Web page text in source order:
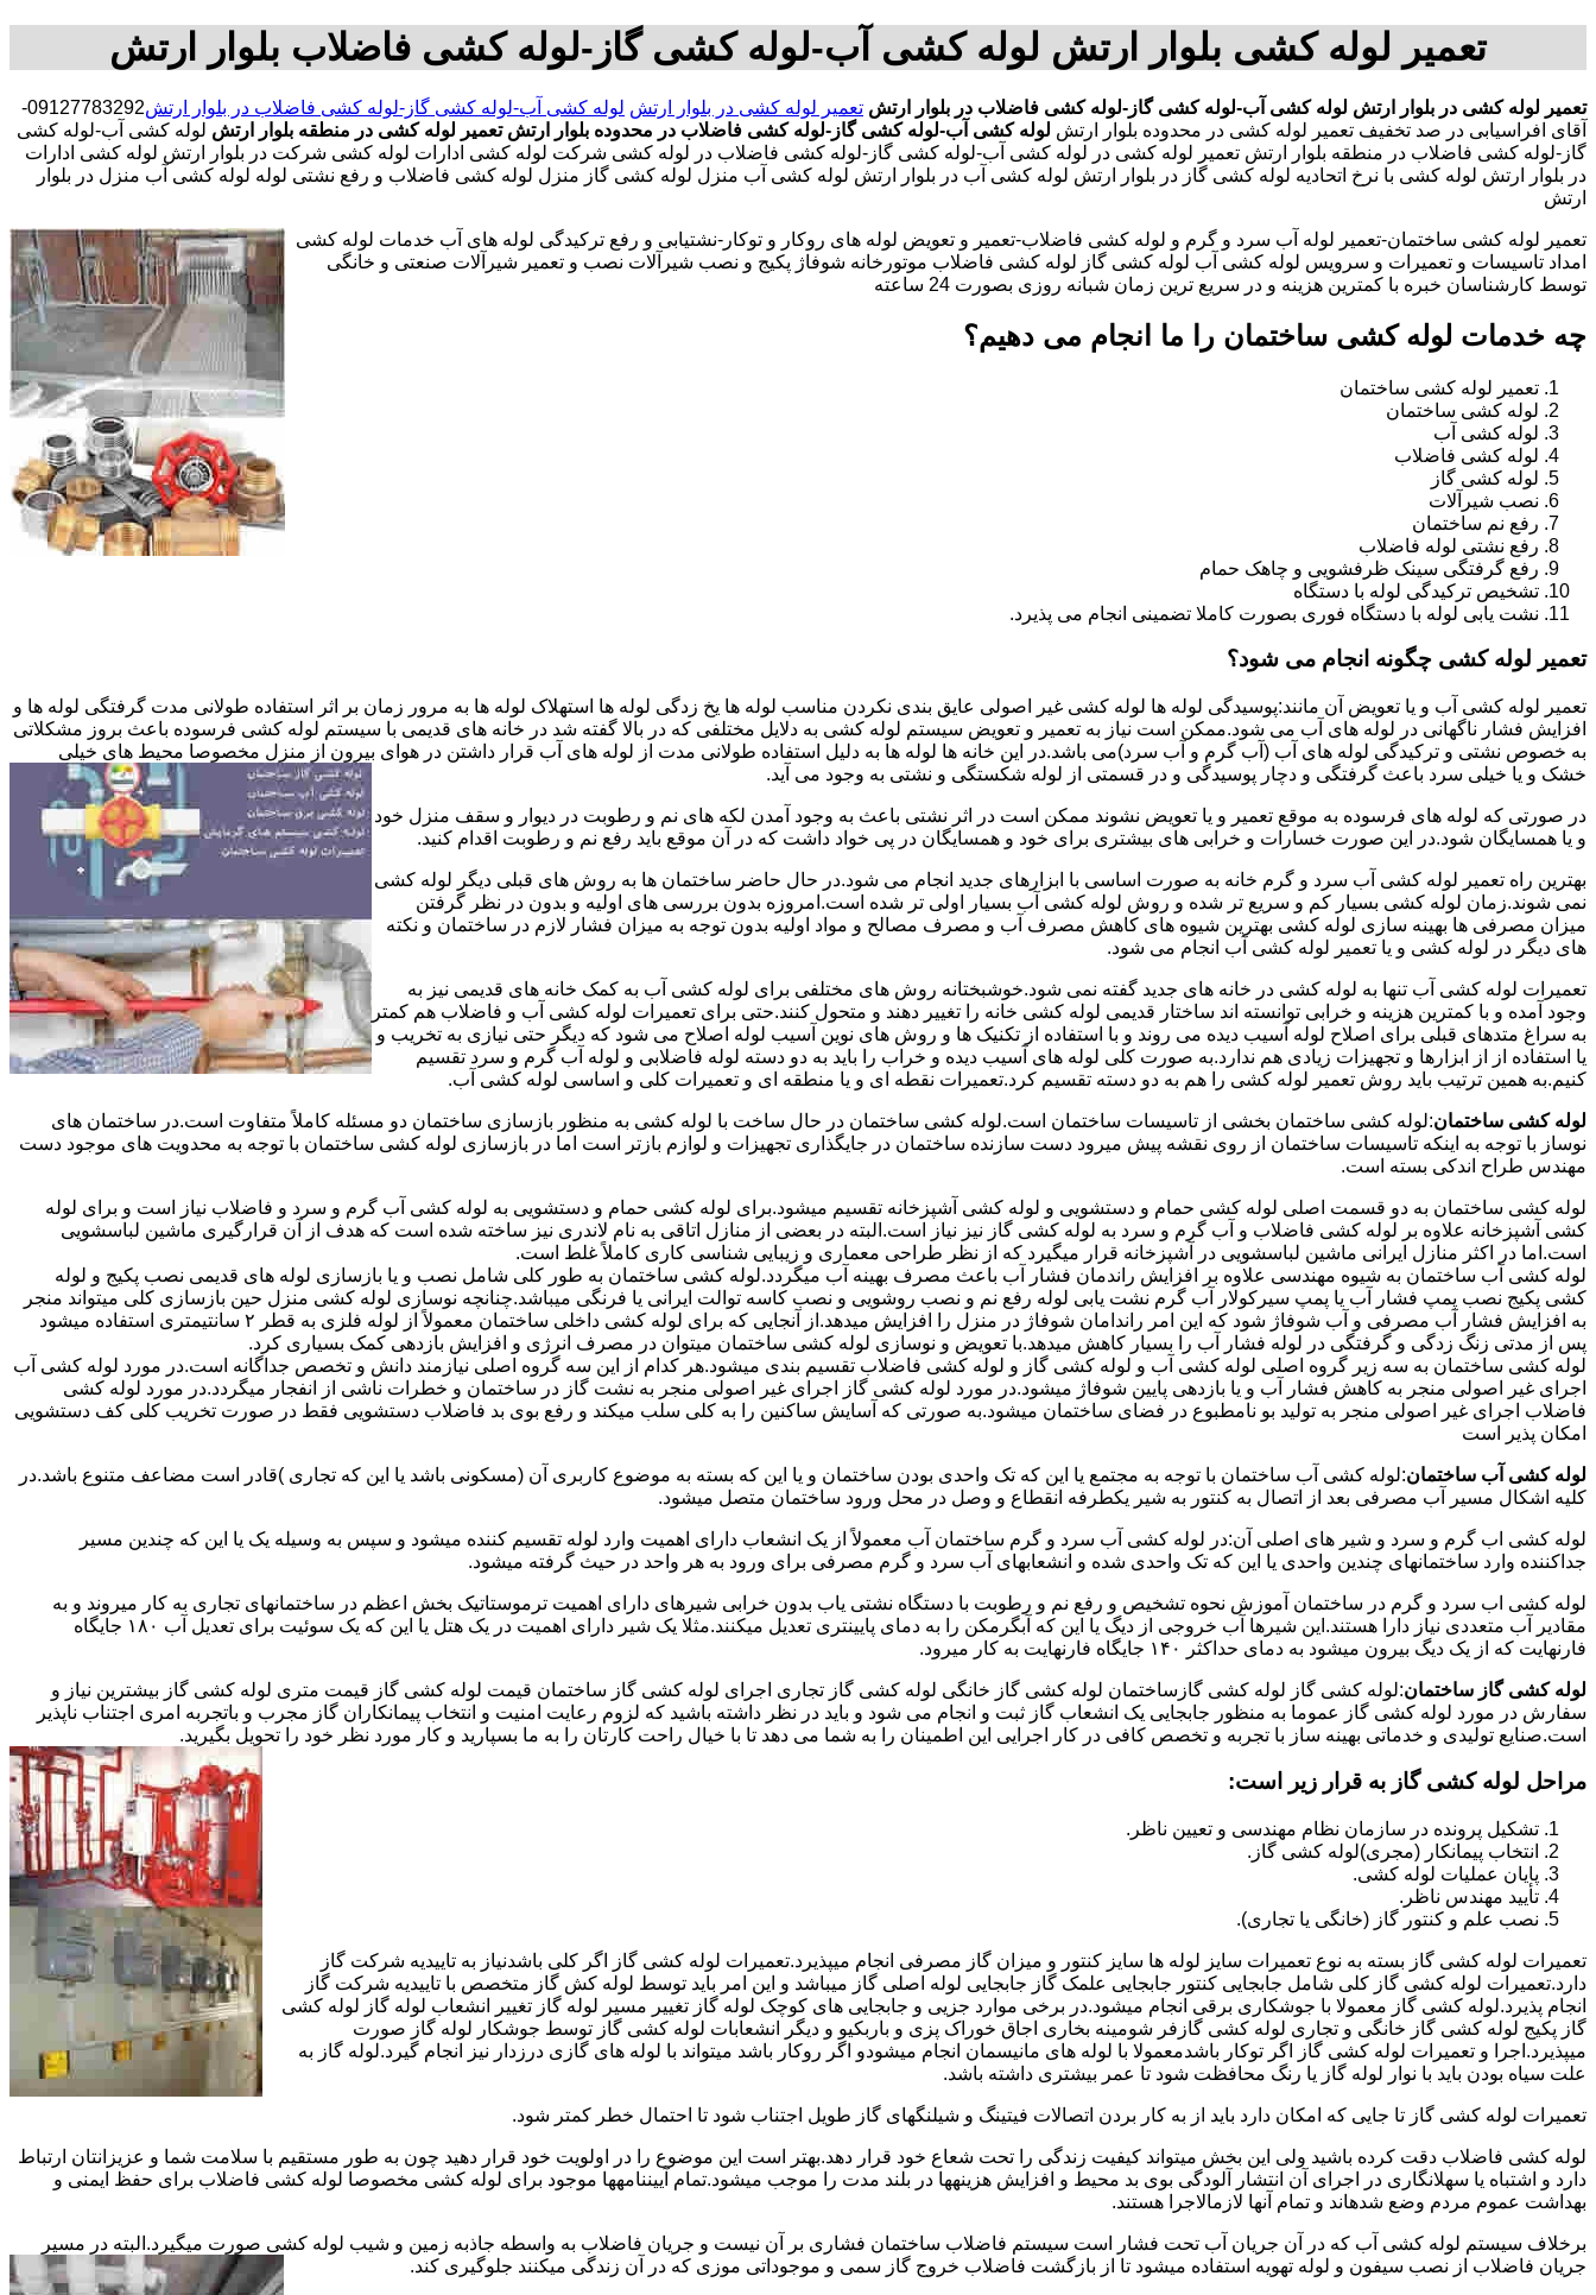
تعمیر لوله کشی بلوار ارتش لوله کشی آب-لوله کشی گاز-لوله کشی فاضلاب بلوار ارتش
تعمیر لوله کشی در بلوار ارتش لوله کشی آب-لوله کشی گاز-لوله کشی فاضلاب در بلوار ارتش تعمیر لوله کشی در بلوار ارتش لوله کشی آب-لوله کشی گاز-لوله کشی فاضلاب در بلوار ارتش
09127783292-
آقای افراسیابی در صد تخفیف تعمیر لوله کشی در محدوده بلوار ارتش لوله کشی آب-لوله کشی گاز-لوله کشی فاضلاب در محدوده بلوار ارتش تعمیر لوله کشی در منطقه بلوار ارتش لوله کشی آب-لوله کشی
گاز-لوله کشی فاضلاب در منطقه بلوار ارتش تعمیر لوله کشی در لوله کشی آب-لوله کشی گاز-لوله کشی فاضلاب در لوله کشی شرکت لوله کشی ادارات لوله کشی شرکت در بلوار ارتش لوله کشی ادارات
در بلوار ارتش لوله کشی با نرخ اتحادیه لوله کشی گاز در بلوار ارتش لوله کشی آب در بلوار ارتش لوله کشی آب منزل لوله کشی گاز منزل لوله کشی فاضلاب و رفع نشتی لوله لوله کشی آب منزل در بلوار
ارتش
تعمیر لوله کشی ساختمان-تعمیر لوله آب سرد و گرم و لوله کشی فاضلاب-تعمیر و تعویض لوله های روکار و توکار-نشتیابی و رفع ترکیدگی لوله های آب خدمات لوله کشی
امداد تاسیسات و تعمیرات و سرویس لوله کشی آب لوله کشی گاز لوله کشی فاضلاب موتورخانه شوفاژ پکیج و نصب شیرآلات نصب و تعمیر شیرآلات صنعتی و خانگی
توسط کارشناسان خبره با کمترین هزینه و در سریع ترین زمان شبانه روزی بصورت 24 ساعته
چه خدمات لوله کشی ساختمان را ما انجام می دهیم؟
تعمیر لوله کشی ساختمان
لوله کشی ساختمان
لوله کشی آب
لوله کشی فاضلاب
لوله کشی گاز
نصب شیرآلات
رفع نم ساختمان
رفع نشتی لوله فاضلاب
رفع گرفتگی سینک ظرفشویی و چاهک حمام
تشخیص ترکیدگی لوله با دستگاه
نشت یابی لوله با دستگاه فوری بصورت کاملا تضمینی انجام می پذیرد.
تعمیر لوله کشی چگونه انجام می شود؟
تعمیر لوله کشی آب و یا تعویض آن مانند:پوسیدگی لوله ها لوله کشی غیر اصولی عایق بندی نکردن مناسب لوله ها یخ زدگی لوله ها استهلاک لوله ها به مرور زمان بر اثر استفاده طولانی مدت گرفتگی لوله ها و
افزایش فشار ناگهانی در لوله های آب می شود.ممکن است نیاز به تعمیر و تعویض سیستم لوله کشی به دلایل مختلفی که در بالا گفته شد در خانه های قدیمی با سیستم لوله کشی فرسوده باعث بروز مشکلاتی
به خصوص نشتی و ترکیدگی لوله های آب (آب گرم و آب سرد)می باشد.در این خانه ها لوله ها به دلیل استفاده طولانی مدت از لوله های آب قرار داشتن در هوای بیرون از منزل مخصوصا محیط های خیلی
خشک و یا خیلی سرد باعث گرفتگی و دچار پوسیدگی و در قسمتی از لوله شکستگی و نشتی به وجود می آید.
در صورتی که لوله های فرسوده به موقع تعمیر و یا تعویض نشوند ممکن است در اثر نشتی باعث به وجود آمدن لکه های نم و رطوبت در دیوار و سقف منزل خود
و یا همسایگان شود.در این صورت خسارات و خرابی های بیشتری برای خود و همسایگان در پی خواد داشت که در آن موقع باید رفع نم و رطوبت اقدام کنید.
بهترین راه تعمیر لوله کشی آب سرد و گرم خانه به صورت اساسی با ابزارهای جدید انجام می شود.در حال حاضر ساختمان ها به روش های قبلی دیگر لوله کشی
نمی شوند.زمان لوله کشی بسیار کم و سریع تر شده و روش لوله کشی آب بسیار اولی تر شده است.امروزه بدون بررسی های اولیه و بدون در نظر گرفتن
میزان مصرفی ها بهینه سازی لوله کشی بهترین شیوه های کاهش مصرف آب و مصرف مصالح و مواد اولیه بدون توجه به میزان فشار لازم در ساختمان و نکته
های دیگر در لوله کشی و یا تعمیر لوله کشی آب انجام می شود.
تعمیرات لوله کشی آب تنها به لوله کشی در خانه های جدید گفته نمی شود.خوشبختانه روش های مختلفی برای لوله کشی آب به کمک خانه های قدیمی نیز به
وجود آمده و با کمترین هزینه و خرابی توانسته اند ساختار قدیمی لوله کشی خانه را تغییر دهند و متحول کنند.حتی برای تعمیرات لوله کشی آب و فاضلاب هم کمتر
به سراغ متدهای قبلی برای اصلاح لوله آسیب دیده می روند و با استفاده از تکنیک ها و روش های نوین آسیب لوله اصلاح می شود که دیگر حتی نیازی به تخریب و
یا استفاده از از ابزارها و تجهیزات زیادی هم ندارد.به صورت کلی لوله های آسیب دیده و خراب را باید به دو دسته لوله فاضلابی و لوله آب گرم و سرد تقسیم
کنیم.به همین ترتیب باید روش تعمیر لوله کشی را هم به دو دسته تقسیم کرد.تعمیرات نقطه ای و یا منطقه ای و تعمیرات کلی و اساسی لوله کشی آب.
لوله کشی ساختمان:لوله کشی ساختمان بخشی از تاسیسات ساختمان است.لوله کشی ساختمان در حال ساخت با لوله کشی به منظور بازسازی ساختمان دو مسئله کاملاً متفاوت است.در ساختمان های
نوساز با توجه به اینکه تاسیسات ساختمان از روی نقشه پیش میرود دست سازنده ساختمان در جایگذاری تجهیزات و لوازم بازتر است اما در بازسازی لوله کشی ساختمان با توجه به محدویت های موجود دست
مهندس طراح اندکی بسته است.
لوله کشی ساختمان به دو قسمت اصلی لوله کشی حمام و دستشویی و لوله کشی آشپزخانه تقسیم میشود.برای لوله کشی حمام و دستشویی به لوله کشی آب گرم و سرد و فاضلاب نیاز است و برای لوله
کشی آشپزخانه علاوه بر لوله کشی فاضلاب و آب گرم و سرد به لوله کشی گاز نیز نیاز است.البته در بعضی از منازل اتاقی به نام لاندری نیز ساخته شده است که هدف از آن قرارگیری ماشین لباسشویی
است.اما در اکثر منازل ایرانی ماشین لباسشویی در آشپزخانه قرار میگیرد که از نظر طراحی معماری و زیبایی شناسی کاری کاملاً غلط است.
لوله کشی آب ساختمان به شیوه مهندسی علاوه بر افزایش راندمان فشار آب باعث مصرف بهینه آب میگردد.لوله کشی ساختمان به طور کلی شامل نصب و یا بازسازی لوله های قدیمی نصب پکیج و لوله
کشی پکیج نصب پمپ فشار آب یا پمپ سیرکولار آب گرم نشت یابی لوله رفع نم و نصب روشویی و نصب کاسه توالت ایرانی یا فرنگی میباشد.چنانچه نوسازی لوله کشی منزل حین بازسازی کلی میتواند منجر
به افزایش فشار آب مصرفی و آب شوفاژ شود که این امر راندامان شوفاژ در منزل را افزایش میدهد.از آنجایی که برای لوله کشی داخلی ساختمان معمولاً از لوله فلزی به قطر ۲ سانتیمتری استفاده میشود
پس از مدتی زنگ زدگی و گرفتگی در لوله فشار آب را بسیار کاهش میدهد.با تعویض و نوسازی لوله کشی ساختمان میتوان در مصرف انرژی و افزایش بازدهی کمک بسیاری کرد.
لوله کشی ساختمان به سه زیر گروه اصلی لوله کشی آب و لوله کشی گاز و لوله کشی فاضلاب تقسیم بندی میشود.هر کدام از این سه گروه اصلی نیازمند دانش و تخصص جداگانه است.در مورد لوله کشی آب
اجرای غیر اصولی منجر به کاهش فشار آب و یا بازدهی پایین شوفاژ میشود.در مورد لوله کشی گاز اجرای غیر اصولی منجر به نشت گاز در ساختمان و خطرات ناشی از انفجار میگردد.در مورد لوله کشی
فاضلاب اجرای غیر اصولی منجر به تولید بو نامطبوع در فضای ساختمان میشود.به صورتی که آسایش ساکنین را به کلی سلب میکند و رفع بوی بد فاضلاب دستشویی فقط در صورت تخریب کلی کف دستشویی
امکان پذیر است
لوله کشی آب ساختمان:لوله کشی آب ساختمان با توجه به مجتمع یا این که تک واحدی بودن ساختمان و یا این که بسته به موضوع کاربری آن (مسکونی باشد یا این که تجاری )قادر است مضاعف متنوع باشد.در
کلیه اشکال مسیر آب مصرفی بعد از اتصال به کنتور به شیر یکطرفه انقطاع و وصل در محل ورود ساختمان متصل میشود.
لوله کشی اب گرم و سرد و شیر های اصلی آن:در لوله کشی آب سرد و گرم ساختمان آب معمولاً از یک انشعاب دارای اهمیت وارد لوله تقسیم کننده میشود و سپس به وسیله یک یا این که چندین مسیر
جداکننده وارد ساختمانهای چندین واحدی یا این که تک واحدی شده و انشعابهای آب سرد و گرم مصرفی برای ورود به هر واحد در حیث گرفته میشود.
لوله کشی اب سرد و گرم در ساختمان آموزش نحوه تشخیص و رفع نم و رطوبت با دستگاه نشتی یاب بدون خرابی شیرهای دارای اهمیت ترموستاتیک بخش اعظم در ساختمانهای تجاری به کار میروند و به
مقادیر آب متعددی نیاز دارا هستند.این شیرها آب خروجی از دیگ یا این که آبگرمکن را به دمای پایینتری تعدیل میکنند.مثلا یک شیر دارای اهمیت در یک هتل یا این که یک سوئیت برای تعدیل آب ۱۸۰ جایگاه
فارنهایت که از یک دیگ بیرون میشود به دمای حداکثر ۱۴۰ جایگاه فارنهایت به کار میرود.
لوله کشی گاز ساختمان:لوله کشی گاز لوله کشی گازساختمان لوله کشی گاز خانگی لوله کشی گاز تجاری اجرای لوله کشی گاز ساختمان قیمت لوله کشی گاز قیمت متری لوله کشی گاز بیشترین نیاز و
سفارش در مورد لوله کشی گاز عموما به منظور جابجایی یک انشعاب گاز ثبت و انجام می شود و باید در نظر داشته باشید که لزوم رعایت امنیت و انتخاب پیمانکاران گاز مجرب و باتجربه امری اجتناب ناپذیر
است.صنایع تولیدی و خدماتی بهینه ساز با تجربه و تخصص کافی در کار اجرایی این اطمینان را به شما می دهد تا با خیال راحت کارتان را به ما بسپارید و کار مورد نظر خود را تحویل بگیرید.
مراحل لوله کشی گاز به قرار زیر است:
تشکیل پرونده در سازمان نظام مهندسی و تعیین ناظر.
انتخاب پیمانکار (مجری)لوله کشی گاز.
پایان عملیات لوله کشی.
تأیید مهندس ناظر.
نصب علم و کنتور گاز (خانگی یا تجاری).
تعمیرات لوله کشی گاز بسته به نوع تعمیرات سایز لوله ها سایز کنتور و میزان گاز مصرفی انجام میپذیرد.تعمیرات لوله کشی گاز اگر کلی باشدنیاز به تاییدیه شرکت گاز
دارد.تعمیرات لوله کشی گاز کلی شامل جابجایی کنتور جابجایی علمک گاز جابجایی لوله اصلی گاز میباشد و این امر باید توسط لوله کش گاز متخصص با تاییدیه شرکت گاز
انجام پذیرد.لوله کشی گاز معمولا با جوشکاری برقی انجام میشود.در برخی موارد جزیی و جابجایی های کوچک لوله گاز تغییر مسیر لوله گاز تغییر انشعاب لوله گاز لوله کشی
گاز پکیج لوله کشی گاز خانگی و تجاری لوله کشی گازفر شومینه بخاری اجاق خوراک پزی و باربکیو و دیگر انشعابات لوله کشی گاز توسط جوشکار لوله گاز صورت
میپذیرد.اجرا و تعمیرات لوله کشی گاز اگر توکار باشدمعمولا با لوله های مانیسمان انجام میشودو اگر روکار باشد میتواند با لوله های گازی درزدار نیز انجام گیرد.لوله گاز به
علت سیاه بودن باید با نوار لوله گاز یا رنگ محافظت شود تا عمر بیشتری داشته باشد.
تعمیرات لوله کشی گاز تا جایی که امکان دارد باید از به کار بردن اتصالات فیتینگ و شیلنگهای گاز طویل اجتناب شود تا احتمال خطر کمتر شود.
لوله کشی فاضلاب دقت کرده باشید ولی این بخش میتواند کیفیت زندگی را تحت شعاع خود قرار دهد.بهتر است این موضوع را در اولویت خود قرار دهید چون به طور مستقیم با سلامت شما و عزیزانتان ارتباط
دارد و اشتباه یا سهلانگاری در اجرای آن انتشار آلودگی بوی بد محیط و افزایش هزینهها در بلند مدت را موجب میشود.تمام آییننامهها موجود برای لوله کشی مخصوصا لوله کشی فاضلاب برای حفظ ایمنی و
بهداشت عموم مردم وضع شدهاند و تمام آنها لازمالاجرا هستند.
برخلاف سیستم لوله کشی آب که در آن جریان آب تحت فشار است سیستم فاضلاب ساختمان فشاری بر آن نیست و جریان فاضلاب به واسطه جاذبه زمین و شیب لوله کشی صورت میگیرد.البته در مسیر
جریان فاضلاب از نصب سیفون و لوله تهویه استفاده میشود تا از بازگشت فاضلاب خروج گاز سمی و موجوداتی موزی که در آن زندگی میکنند جلوگیری کند.